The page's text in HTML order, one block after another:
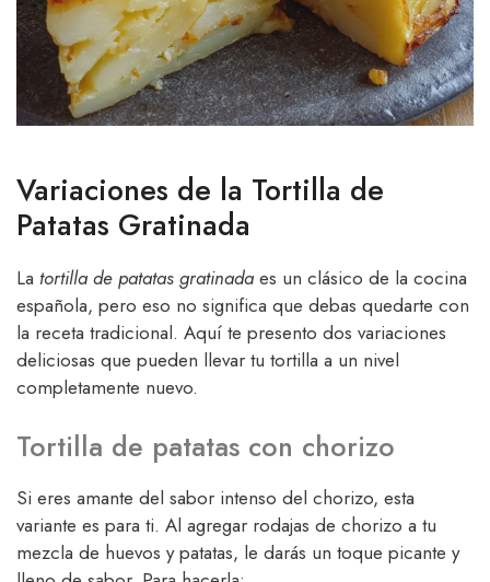
Variaciones de la Tortilla de
Patatas Gratinada
La tortilla de patatas gratinada es un clásico de la cocina
española, pero eso no significa que debas quedarte con
la receta tradicional. Aquí te presento dos variaciones
deliciosas que pueden llevar tu tortilla a un nivel
completamente nuevo.
Tortilla de patatas con chorizo
Si eres amante del sabor intenso del chorizo, esta
variante es para ti. Al agregar rodajas de chorizo a tu
mezcla de huevos y patatas, le darás un toque picante y